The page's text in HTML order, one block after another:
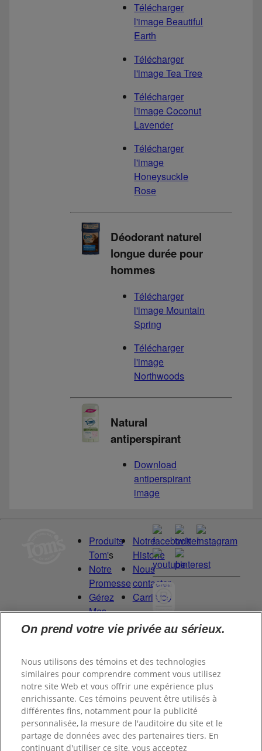
Télécharger
l'image Beautiful
Earth
Télécharger
l'image Tea Tree
Télécharger
l'image Coconut
Lavender
Télécharger
l'image
Honeysuckle
Rose
Déodorant naturel
longue durée pour
hommes
Télécharger
l'image Mountain
Spring
Télécharger
l'image
Northwoods
Natural
antiperspirant
Download
antiperspirant
image
Produits
Tom's
Notre
Promesse
Gérez
Mes
Droits
Notre
Historie
Nous
contacter
Carrières
Committed to
for Good.
Proud to be a
Certified B
Corporation®.
©2026Tom's of Maine, Inc.
On prend votre vie privée au sérieux.
Nous utilisons des témoins et des technologies
similaires pour comprendre comment vous utilisez
notre site Web et vous offrir une expérience plus
enrichissante. Ces témoins peuvent être utilisés à
différentes fins, notamment pour la publicité
personnalisée, la mesure de l'auditoire du site et le
partage de données avec des partenaires tiers. En
continuant d'utiliser ce site, vous acceptez